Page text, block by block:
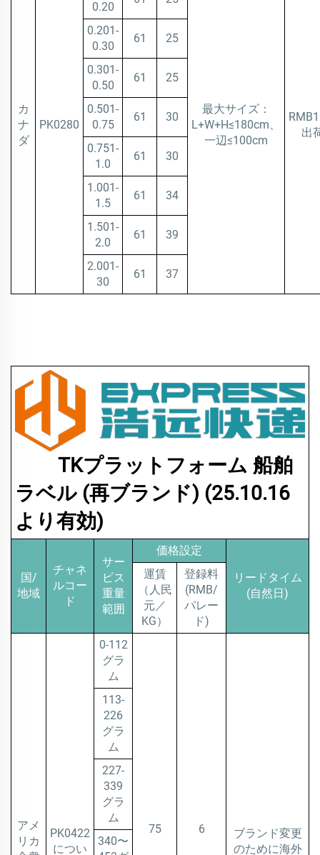
カ
ナ
ダ
PK0280
最大サイズ：
L+W+H≤180cm、
一辺≤100cm
出
0.20
0.201-
0.30
61 25
0.301-
0.50
61 25
0.501-
0.75
61 30
0.751-
1.0
61 30
1.001-
1.5
61 34
1.501-
2.0
61 39
2.001-
30
61 37
TKプラットフォーム 船舶
ラベル (再ブランド) (25.10.16
より有効)
国/
地域
チャネ
ルコー
ド
サー
ビス
重量
範囲
価格設定
リードタイム
(自然日)
運賃
（人民
元／
KG）
登録料
(RMB/
パレー
ド)
アメ
リカ
PK0422
につい
0-112
グラ
ム
75 6
ブランド変更
のために海外
113-
226
グラ
ム
227-
339
グラ
ム
340〜